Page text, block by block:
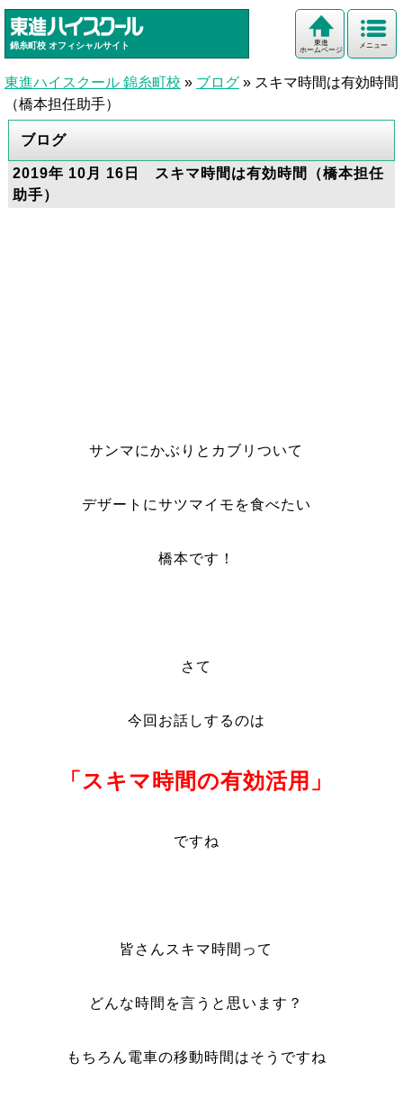
錦糸町校 オフィシャルサイト メニュー
東進
ホームページ
東進ハイスクール 錦糸町校 » ブログ » スキマ時間は有効時間
（橋本担任助手）
ブログ
2019年 10月 16日 スキマ時間は有効時間（橋本担任
助手）
サンマにかぶりとカブリついて
デザートにサツマイモを食べたい
橋本です！
さて
今回お話しするのは
「スキマ時間の有効活用」
ですね
皆さんスキマ時間って
どんな時間を言うと思います？
もちろん電車の移動時間はそうですね